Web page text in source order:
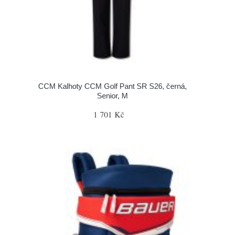
CCM Kalhoty CCM Golf Pant SR S26, černá,
Senior, M
1 701 Kč